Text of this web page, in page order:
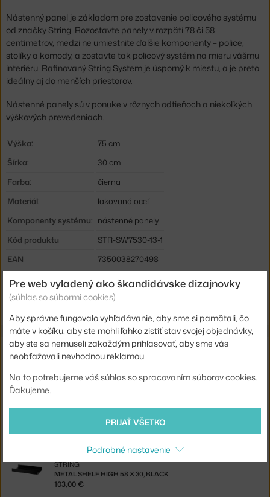
Nástenný panel je základom pre zostavenie policového systému
od značky String. Rozostavte panely v rozpätí 78 či 58
centimetrov, medzi ne umiestnite ďalšie komponenty – police,
stolíky a komody, a zostavte tak policový systém na mieru vášmu
interiéru. Rafinovaný String System je úsporný k miestu, a je preto
ideálny aj do menších priestorov.
Nástenné panely sú v ponuke v rôznych odtieňoch a niekoľkých
výškových prevedeniach.
Výška:
75 cm
Šírka:
30 cm
Farba:
čierna
Materiál:
lakovaná oceľ
Komponenty systému: nástenné panely
Kód produktu
STR-SW7530-13-1
EAN
7350038270498
Jste z Česka? Přejděte naPanel Wall 75 x 30, black
Shopping from the EU? Switch to
Súvisiace produkty
STRING
METAL SHELF HIGH 58 X 30, BLACK
STRING
103,00 €
Pre web vyladený ako škandidávske dizajnovky
(súhlas so súbormi cookies)
Aby správne fungovalo vyhľadávanie, aby sme si pamätali, čo
máte v košíku, aby ste mohli ľahko zistiť stav svojej objednávky,
aby ste sa nemuseli zakaždým prihlasovať, aby sme vás
neobťažovali nevhodnou reklamou.
Na to potrebujeme váš súhlas so spracovaním súborov cookies.
Ďakujeme.
PRIJAŤ VŠETKO
Podrobné nastavenie